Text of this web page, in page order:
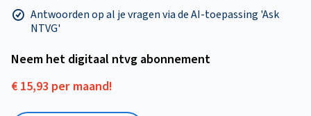
Antwoorden op al je vragen via de AI-toepassing 'Ask
NTVG'
Neem het digitaal ntvg abonnement
€ 15,93 per maand!